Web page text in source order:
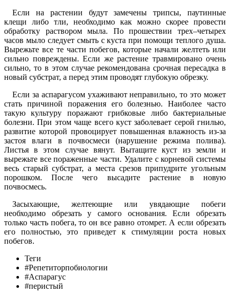
Если на растении будут замечены трипсы, паутинные
клещи либо тли, необходимо как можно скорее провести
обработку раствором мыла. По прошествии трех–четырех
часов мыло следует смыть с куста при помощи теплого душа.
Вырежьте все те части побегов, которые начали желтеть или
сильно повреждены. Если же растение травмировано очень
сильно, то в этом случае рекомендована срочная пересадка в
новый субстрат, а перед этим проводят глубокую обрезку.
Если за аспарагусом ухаживают неправильно, то это может
стать причиной поражения его болезнью. Наиболее часто
такую культуру поражают грибковые либо бактериальные
болезни. При этом чаще всего куст заболевает серой гнилью,
развитие которой провоцирует повышенная влажность из-за
застоя влаги в почвосмеси (нарушение режима полива).
Листья в этом случае вянут. Вытащите куст из земли и
вырежьте все пораженные части. Удалите с корневой системы
весь старый субстрат, а места срезов припудрите угольным
порошком. После чего высадите растение в новую
почвосмесь.
Засыхающие, желтеющие или увядающие побеги
необходимо обрезать у самого основания. Если обрезать
только часть побега, то он все равно отомрет. А если обрезать
его полностью, это приведет к стимуляции роста новых
побегов.
Теги
#Репетиторпобиологии
#Аспарагус
#перистый